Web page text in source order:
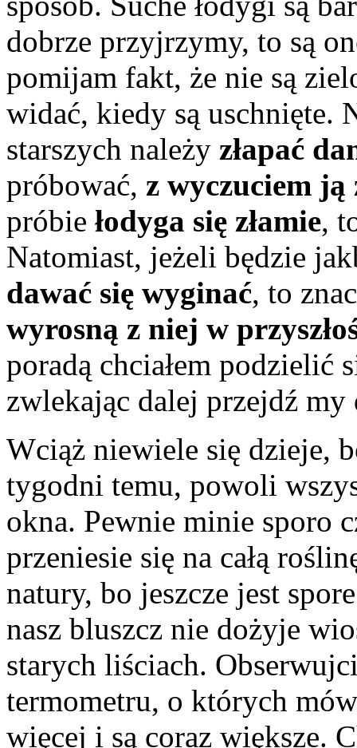
dobrze przyjrzymy, to są
pomijam fakt, że nie są
widać, kiedy są uschnięte.
starszych należy złapać
próbować, z wyczuciem ją
próbie łodyga się złamie,
Natomiast, jeżeli będzie
dawać się wyginać, to
wyrosną z niej w
poradą chciałem podzielić
zwlekając dalej przejdź my
Wciąż niewiele się dzieje,
tygodni temu, powoli
okna. Pewnie minie sporo
przeniesie się na całą
natury, bo jeszcze jest
nasz bluszcz nie dożyje
starych liściach.
termometru, o których
więcej i są coraz większe.